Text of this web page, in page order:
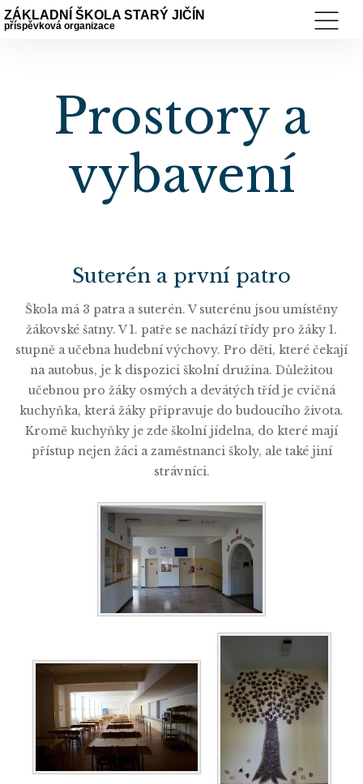
ZÁKLADNÍ ŠKOLA STARÝ JIČÍN
příspěvková organizace
Prostory a
vybavení
Suterén a první patro
Škola má 3 patra a suterén. V suterénu jsou umístěny
žákovské šatny. V 1. patře se nachází třídy pro žáky 1.
stupně a učebna hudební výchovy. Pro děti, které čekají
na autobus, je k dispozici školní družina. Důležitou
učebnou pro žáky osmých a devátých tříd je cvičná
kuchyňka, která žáky připravuje do budoucího života.
Kromě kuchyňky je zde školní jídelna, do které mají
přístup nejen žáci a zaměstnanci školy, ale také jiní
strávníci.